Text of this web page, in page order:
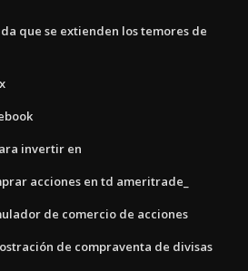
que se extienden los temores de
invertir en
acciones en td ameritrade_
de comercio de acciones
de compraventa de divisas